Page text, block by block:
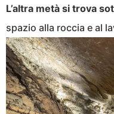
L’altra metà si trova
spazio alla roccia e al